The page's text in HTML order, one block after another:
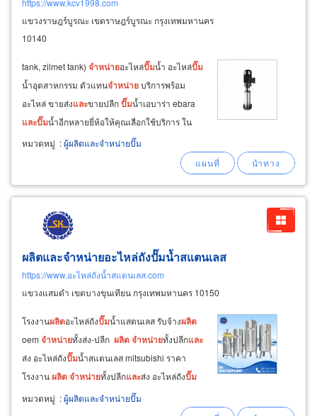
แขวงราษฎร์บูรณะ เขตราษฎร์บูรณะ กรุงเทพมหานคร
10140
tank, zilmet tank) จำหน่ายอะไหล่ปั๊มน้ำ อะไหล่ปั๊ม
น้ำอุตสาหกรรม ตัวแทนจำหน่ายบริการพร้อม
อะไหล่ ขายส่งและขายปลีกปั๊มน้ำเอบาร่า ebara
และปั๊มน้ำอีกหลายยี่ห้อให้คุณเลือกใช้บริการ ใน
การใช้งานชนิดต่างๆ สำหรับครัวเรือน งานตกแต่ง
น้ำ เอบาร่า
หมวดหมู่ :ผู้ผลิตและจำหน่ายปั๊ม
ผลิตและจำหน่ายอะไหล่ถังปั๊มน้ำสแตนเลส
https://www.อะไหล่ถังน้ำสแตนเลส.com
แขวงแสมดำ เขตบางขุนเทียน กรุงเทพมหานคร 10150
โรงงานผลิตอะไหล่ถังปั๊มน้ำแสตนเลส รับจ้างผลิต
oem จำหน่ายทั้งส่ง-ปลีก ผลิตจำหน่ายทั้งปลีกและ
ส่ง อะไหล่ถังปั๊มน้ำสแตนเลส mitsubishi ราคา
โรงงานผลิตจำหน่ายทั้งปลีกและส่ง อะไหล่ถังปั๊ม
น้ำสแตนเลส hitachi ราคาโรงงาน
หมวดหมู่ :ผู้ผลิตและจำหน่ายปั๊ม